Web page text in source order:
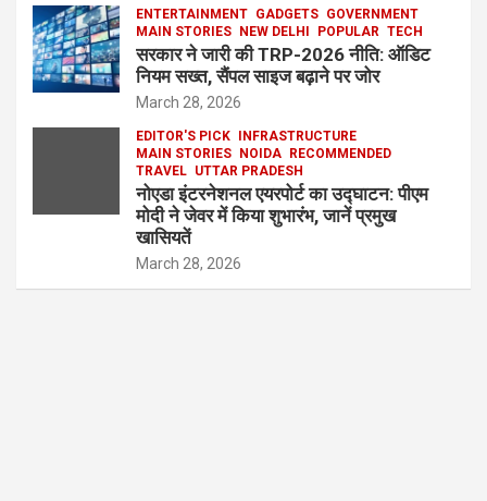
ENTERTAINMENT GADGETS GOVERNMENT
MAIN STORIES
NEW DELHI POPULAR TECH
सरकार ने जारी की TRP-2026 नीति: ऑडिट
नियम सख्त, सैंपल साइज बढ़ाने पर जोर
March 28, 2026
EDITOR'S PICK
INFRASTRUCTURE
MAIN STORIES
NOIDA
RECOMMENDED
TRAVEL UTTAR PRADESH
नोएडा इंटरनेशनल एयरपोर्ट का उद्घाटन: पीएम
मोदी ने जेवर में किया शुभारंभ, जानें प्रमुख
खासियतें
March 28, 2026